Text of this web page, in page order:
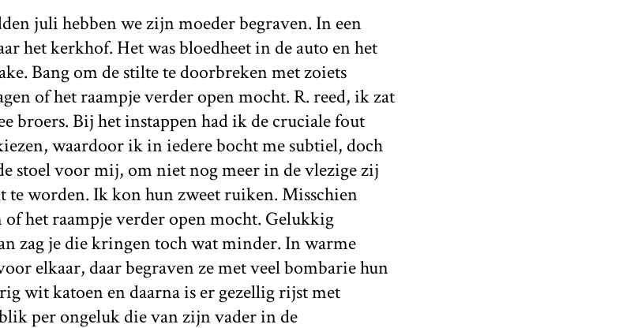
juli hebben we zijn moeder begraven. In een
het kerkhof. Het was bloedheet in de auto en het
Bang om de stilte te doorbreken met zoiets
of het raampje verder open mocht. R. reed, ik zat
broers. Bij het instappen had ik de cruciale fout
waardoor ik in iedere bocht me subtiel, doch
stoel voor mij, om niet nog meer in de vlezige zij
te worden. Ik kon hun zweet ruiken. Misschien
het raampje verder open mocht. Gelukkig
zag je die kringen toch wat minder. In warme
elkaar, daar begraven ze met veel bombarie hun
wit katoen en daarna is er gezellig rijst met
per ongeluk die van zijn vader in de